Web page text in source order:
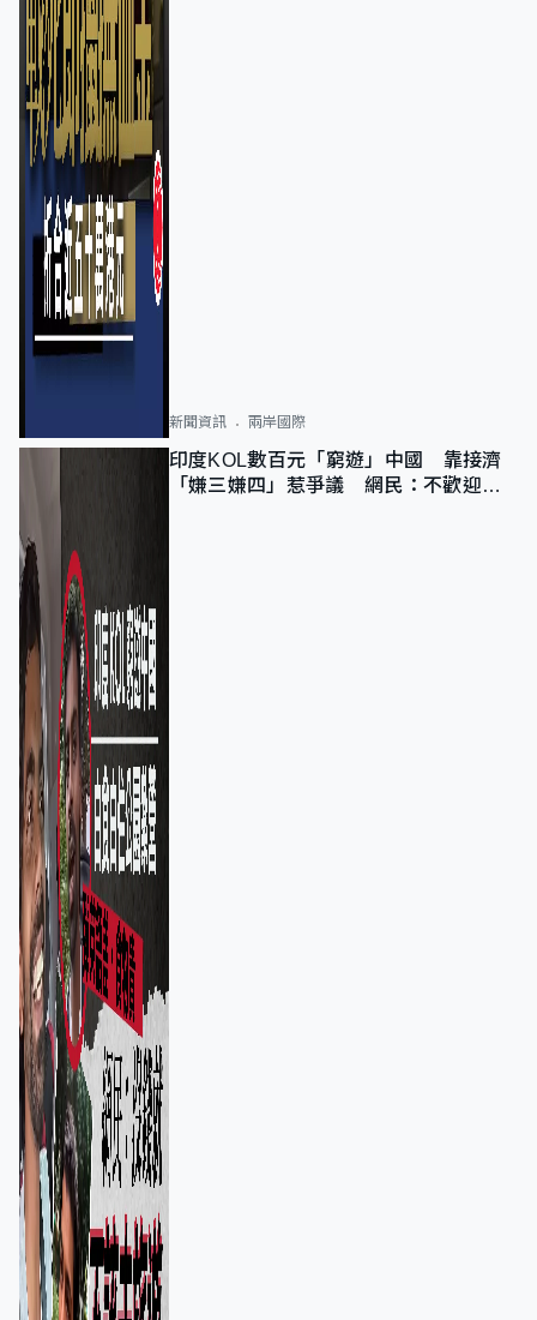
新聞資訊 兩岸國際
印度KOL數百元「窮遊」中國 靠接濟
「嫌三嫌四」惹爭議 網民：不歡迎劣